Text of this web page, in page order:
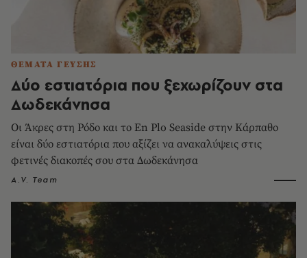
ΘΕΜΑΤΑ ΓΕΥΣΗΣ
Δύο εστιατόρια που ξεχωρίζουν στα
Δωδεκάνησα
Οι Άκρες στη Ρόδο και το En Plo Seaside στην Κάρπαθο
είναι δύο εστιατόρια που αξίζει να ανακαλύψεις στις
φετινές διακοπές σου στα Δωδεκάνησα
A.V. Team